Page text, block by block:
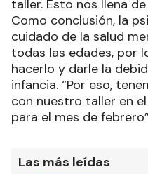
taller. Esto nos llena
Como conclusión, la
cuidado de la salud
todas las edades, por
hacerlo y darle la
infancia. “Por eso,
con nuestro taller en
para el mes de
Las más leídas